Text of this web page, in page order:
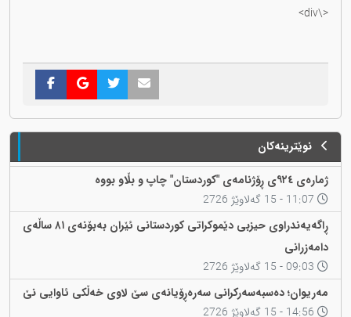
<\div>
نوێترینەکان
ژمارەی ٩٢٤ی ڕۆژنامەی "کوردستان" چاپ و بڵاو بووە
ڕاگەیەندراوی حیزبی دێموکراتی کوردستانی ئێران بەبۆنەی ٨١ ساڵەی
دامەزرانی
مەریوان؛ دەسبەسەرکرانی سەرەڕۆیانەی سێ لاوی خەڵکی ئاوایی نێ